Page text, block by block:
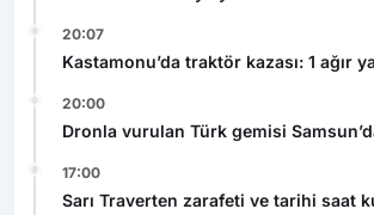
20:07
Kastamonu’da traktör kazası: 1 ağır
20:00
Dronla vurulan Türk gemisi
17:00
Sarı Traverten zarafeti ve tarihi saat